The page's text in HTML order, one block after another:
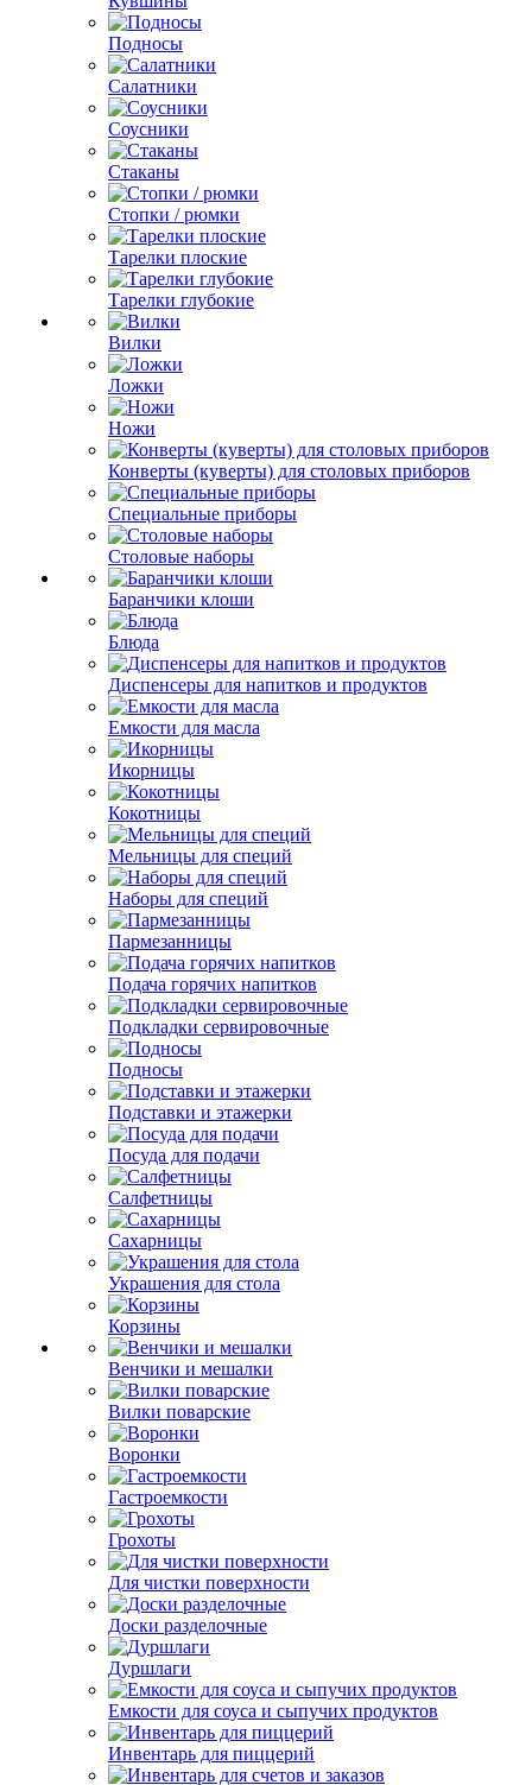
Подносы
Салатники
Соусники
Стаканы
Стопки / рюмки
Тарелки плоские
Тарелки глубокие
Вилки
Ложки
Ножи
Конверты (куверты) для столовых приборов
Специальные приборы
Столовые наборы
Баранчики клоши
Блюда
Диспенсеры для напитков и продуктов
Емкости для масла
Икорницы
Кокотницы
Мельницы для специй
Наборы для специй
Пармезанницы
Подача горячих напитков
Подкладки сервировочные
Подносы
Подставки и этажерки
Посуда для подачи
Салфетницы
Сахарницы
Украшения для стола
Корзины
Венчики и мешалки
Вилки поварские
Воронки
Гастроемкости
Грохоты
Для чистки поверхности
Доски разделочные
Дуршлаги
Емкости для соуса и сыпучих продуктов
Инвентарь для пиццерий